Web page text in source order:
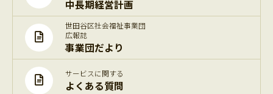
中長期経営計画
世田谷区社会福祉事業団
広報誌
事業団だより
サービスに関する
よくある質問